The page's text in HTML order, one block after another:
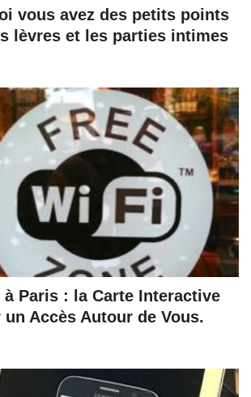
vous avez des petits points
lèvres et les parties intimes
Paris : la Carte Interactive
un Accès Autour de Vous.